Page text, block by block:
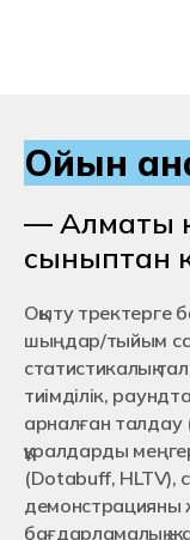
Ойын
— Алматы
сыныптан
Оқыту тректерге
шыңдар/тыйым
статистикалық
тиімділік,
арналған талдау
құралдарды
(Dotabuff, HLTV),
демонстрацияны
бағдарламалық